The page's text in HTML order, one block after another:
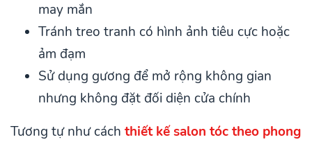
may mắn
Tránh treo tranh có hình ảnh tiêu cực hoặc
ảm đạm
Sử dụng gương để mở rộng không gian
nhưng không đặt đối diện cửa chính
Tương tự như cách thiết kế salon tóc theo phong